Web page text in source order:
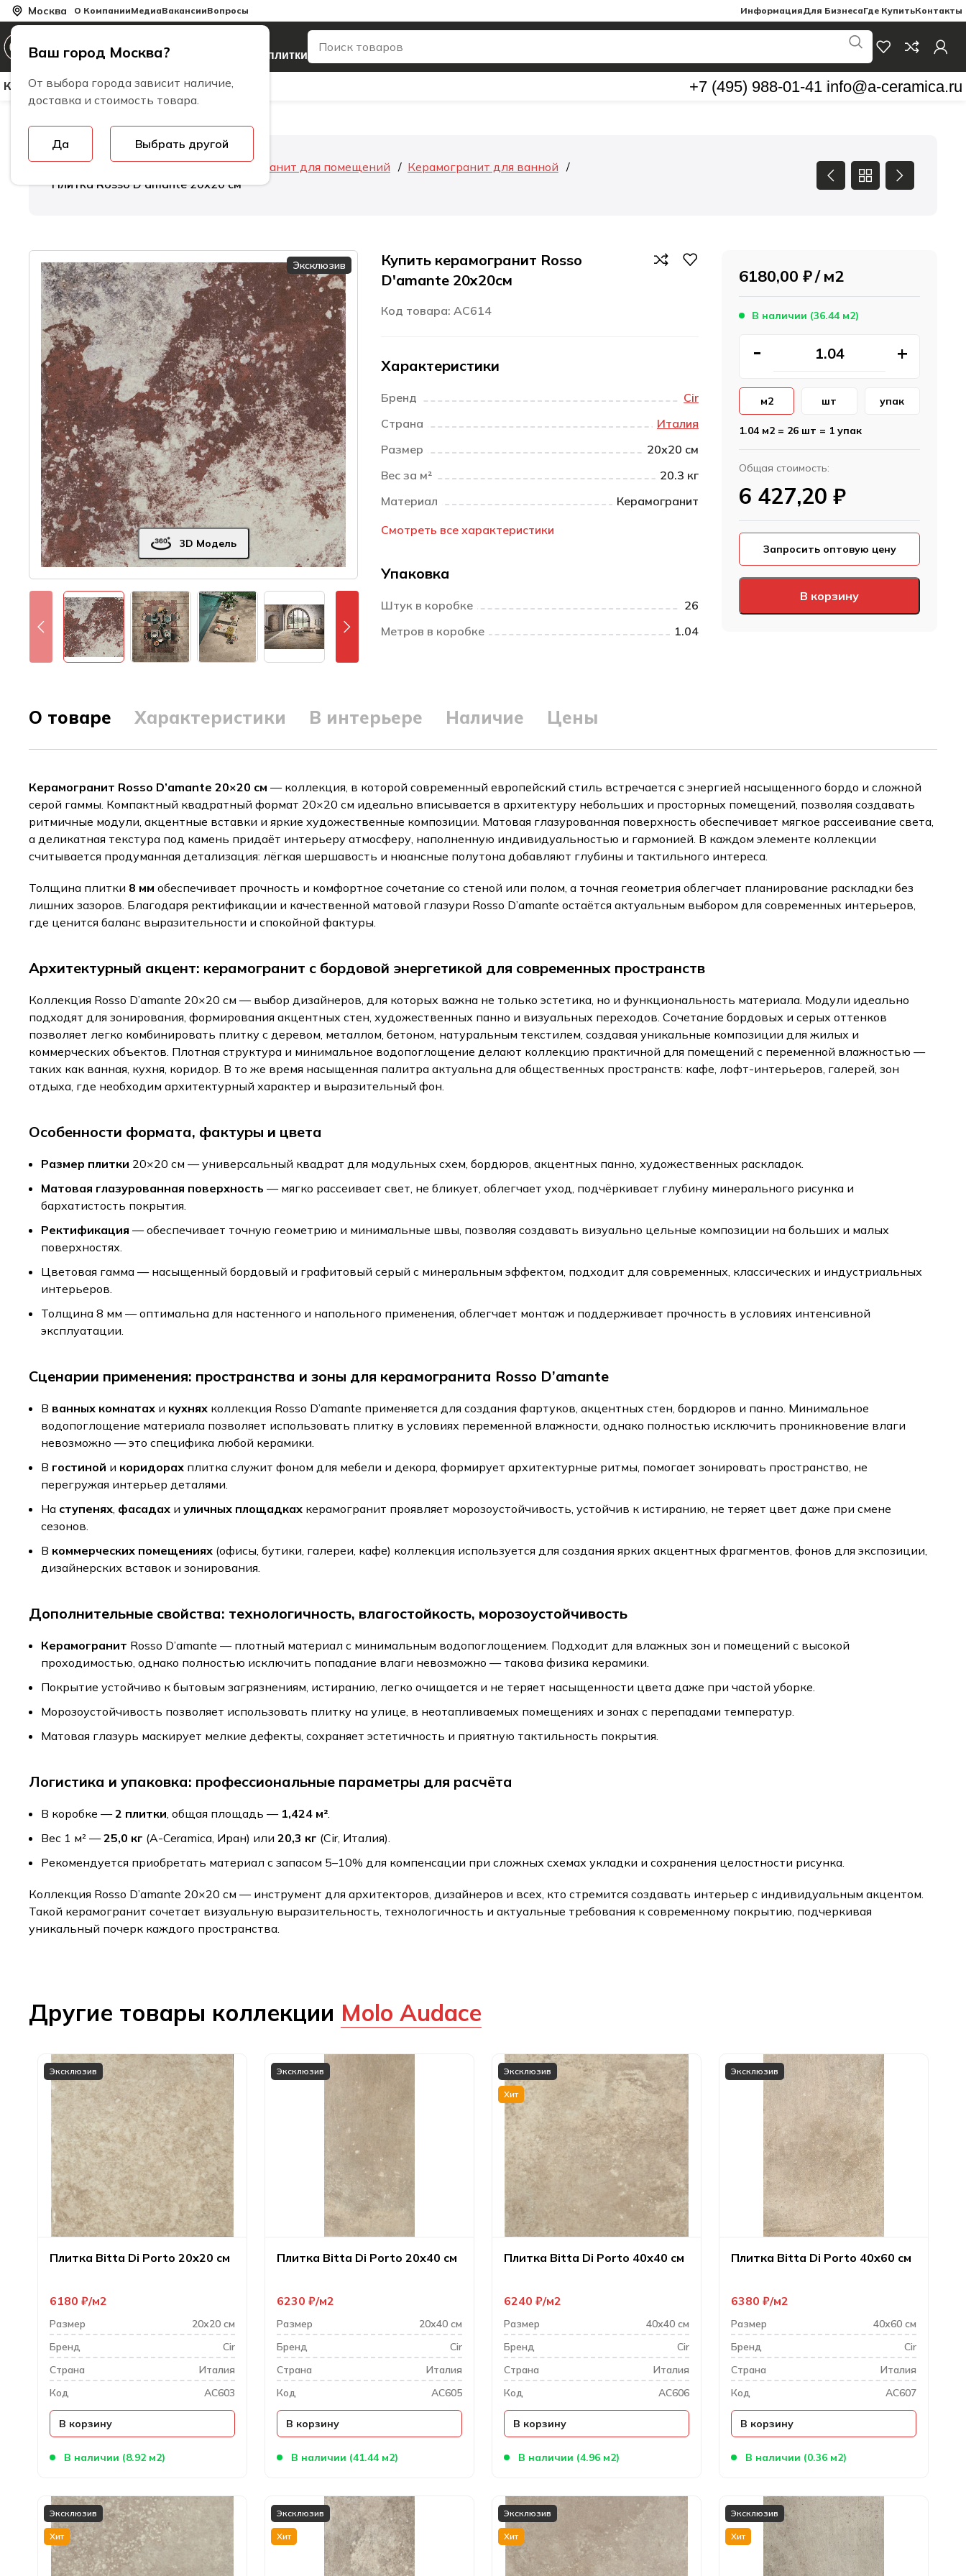
Москва
Ваш город Москва?
От выбора города зависит наличие,
доставка и стоимость товара.
Да Выбрать другой
О КомпанииМедиаВакансииВопросы ИнформацияДля БизнесаГде КупитьКонтакты
керамогранита и плитки
Керамическая ПлиткаКерамогранитБренды +7 (495) 988-01-41 info@a-ceramica.ru
Керамогранит для помещений
Керамогранит для ванной
Плитка Rosso D’amante 20х20 см
3D Модель
Эксклюзив
Купить керамогранит Rosso
D'amante 20x20см
Код товара: AC614
Характеристики
Бренд
Cir
Страна
Италия
Размер
20х20 см
Вес за м²
20.3 кг
Материал
Керамогранит
Смотреть все характеристики
Упаковка
Штук в коробке
26
Метров в коробке
1.04
6180,00 ₽ м2
В наличии (36.44 м2)
В корзину
м2 шт упак
1.04 м2 = 26 шт = 1 упак
Общая стоимость:
6 427,20 ₽
Запросить оптовую цену
О товаре Характеристики В интерьере Наличие Цены
Керамогранит Rosso D’amante 20×20 см — коллекция, в которой современный европейский стиль встречается с энергией насыщенного бордо и сложной
серой гаммы. Компактный квадратный формат 20×20 см идеально вписывается в архитектуру небольших и просторных помещений, позволяя создавать
ритмичные модули, акцентные вставки и яркие художественные композиции. Матовая глазурованная поверхность обеспечивает мягкое рассеивание света,
а деликатная текстура под камень придаёт интерьеру атмосферу, наполненную индивидуальностью и гармонией. В каждом элементе коллекции
считывается продуманная детализация: лёгкая шершавость и нюансные полутона добавляют глубины и тактильного интереса.
Толщина плитки 8 мм обеспечивает прочность и комфортное сочетание со стеной или полом, а точная геометрия облегчает планирование раскладки без
лишних зазоров. Благодаря ректификации и качественной матовой глазури Rosso D’amante остаётся актуальным выбором для современных интерьеров,
где ценится баланс выразительности и спокойной фактуры.
Архитектурный акцент: керамогранит с бордовой энергетикой для современных пространств
Коллекция Rosso D’amante 20×20 см — выбор дизайнеров, для которых важна не только эстетика, но и функциональность материала. Модули идеально
подходят для зонирования, формирования акцентных стен, художественных панно и визуальных переходов. Сочетание бордовых и серых оттенков
позволяет легко комбинировать плитку с деревом, металлом, бетоном, натуральным текстилем, создавая уникальные композиции для жилых и
коммерческих объектов. Плотная структура и минимальное водопоглощение делают коллекцию практичной для помещений с переменной влажностью —
таких как ванная, кухня, коридор. В то же время насыщенная палитра актуальна для общественных пространств: кафе, лофт-интерьеров, галерей, зон
отдыха, где необходим архитектурный характер и выразительный фон.
Особенности формата, фактуры и цвета
Размер плитки 20×20 см — универсальный квадрат для модульных схем, бордюров, акцентных панно, художественных раскладок.
Матовая глазурованная поверхность — мягко рассеивает свет, не бликует, облегчает уход, подчёркивает глубину минерального рисунка и
бархатистость покрытия.
Ректификация — обеспечивает точную геометрию и минимальные швы, позволяя создавать визуально цельные композиции на больших и малых
поверхностях.
Цветовая гамма — насыщенный бордовый и графитовый серый с минеральным эффектом, подходит для современных, классических и индустриальных
интерьеров.
Толщина 8 мм — оптимальна для настенного и напольного применения, облегчает монтаж и поддерживает прочность в условиях интенсивной
эксплуатации.
Сценарии применения: пространства и зоны для керамогранита Rosso D’amante
В ванных комнатах и кухнях коллекция Rosso D’amante применяется для создания фартуков, акцентных стен, бордюров и панно. Минимальное
водопоглощение материала позволяет использовать плитку в условиях переменной влажности, однако полностью исключить проникновение влаги
невозможно — это специфика любой керамики.
В гостиной и коридорах плитка служит фоном для мебели и декора, формирует архитектурные ритмы, помогает зонировать пространство, не
перегружая интерьер деталями.
На ступенях, фасадах и уличных площадках керамогранит проявляет морозоустойчивость, устойчив к истиранию, не теряет цвет даже при смене
сезонов.
В коммерческих помещениях (офисы, бутики, галереи, кафе) коллекция используется для создания ярких акцентных фрагментов, фонов для экспозиции,
дизайнерских вставок и зонирования.
Дополнительные свойства: технологичность, влагостойкость, морозоустойчивость
Керамогранит Rosso D’amante — плотный материал с минимальным водопоглощением. Подходит для влажных зон и помещений с высокой
проходимостью, однако полностью исключить попадание влаги невозможно — такова физика керамики.
Покрытие устойчиво к бытовым загрязнениям, истиранию, легко очищается и не теряет насыщенности цвета даже при частой уборке.
Морозоустойчивость позволяет использовать плитку на улице, в неотапливаемых помещениях и зонах с перепадами температур.
Матовая глазурь маскирует мелкие дефекты, сохраняет эстетичность и приятную тактильность покрытия.
Логистика и упаковка: профессиональные параметры для расчёта
В коробке —2 плитки, общая площадь — 1,424 м².
Вес 1 м² —25,0 кг (A-Ceramica, Иран) или 20,3 кг (Cir, Италия).
Рекомендуется приобретать материал с запасом 5–10% для компенсации при сложных схемах укладки и сохранения целостности рисунка.
Коллекция Rosso D’amante 20×20 см — инструмент для архитекторов, дизайнеров и всех, кто стремится создавать интерьер с индивидуальным акцентом.
Такой керамогранит сочетает визуальную выразительность, технологичность и актуальные требования к современному покрытию, подчеркивая
уникальный почерк каждого пространства.
Другие товары коллекции Molo Audace
Эксклюзив
Плитка Bitta Di Porto 20х20 см
В наличии (8.92 м2)
6180 ₽ м2
Размер
20х20 см
Бренд
Cir
Cтрана
Италия
Код
AC603
В корзину
Эксклюзив
Плитка Bitta Di Porto 20х40 см
В наличии (41.44 м2)
6230 ₽ м2
Размер
20х40 см
Бренд
Cir
Cтрана
Италия
Код
AC605
В корзину
Эксклюзив
Хит
Плитка Bitta Di Porto 40х40 см
В наличии (4.96 м2)
6240 ₽ м2
Размер
40х40 см
Бренд
Cir
Cтрана
Италия
Код
AC606
В корзину
Эксклюзив
Плитка Bitta Di Porto 40х60 см
В наличии (0.36 м2)
6380 ₽ м2
Размер
40х60 см
Бренд
Cir
Cтрана
Италия
Код
AC607
В корзину
Эксклюзив
Хит
Эксклюзив
Хит
Эксклюзив
Хит
Эксклюзив
Хит